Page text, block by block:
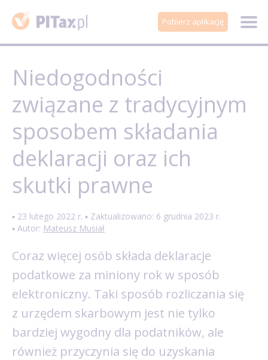
Pobierz aplikację
Niedogodności
związane z tradycyjnym
sposobem składania
deklaracji oraz ich
skutki prawne
▪ 23 lutego 2022 r. ▪ Zaktualizowano: 6 grudnia 2023 r.
▪ Autor: Mateusz Musiał
Coraz więcej osób składa deklaracje
podatkowe za miniony rok w sposób
elektroniczny. Taki sposób rozliczania się
z urzędem skarbowym jest nie tylko
bardziej wygodny dla podatników, ale
również przyczynia się do uzyskania